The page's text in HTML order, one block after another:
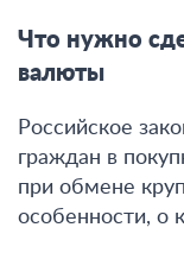
Что нужно
валюты
Российское
граждан в
при обмене
особенности, о